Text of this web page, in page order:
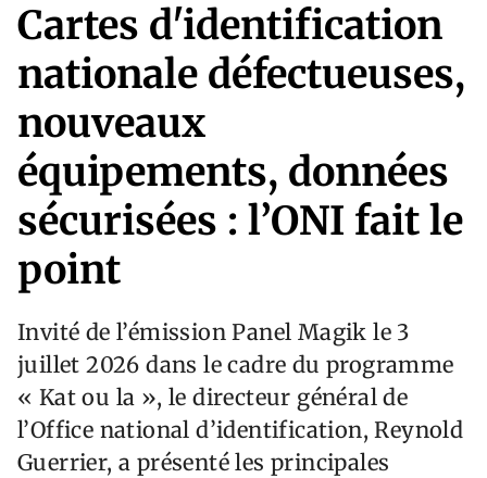
Cartes d'identification
nationale défectueuses,
nouveaux
équipements, données
sécurisées : l’ONI fait le
point
Invité de l’émission Panel Magik le 3
juillet 2026 dans le cadre du programme
« Kat ou la », le directeur général de
l’Office national d’identification, Reynold
Guerrier, a présenté les principales